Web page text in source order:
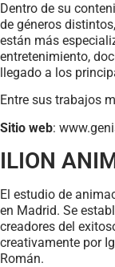
Dentro de su
de géneros
están más
entretenimiento,
llegado a los
Entre sus trabajos
Sitio web:
ILION
El estudio de
en Madrid. Se
creadores del
creativamente por
Román.